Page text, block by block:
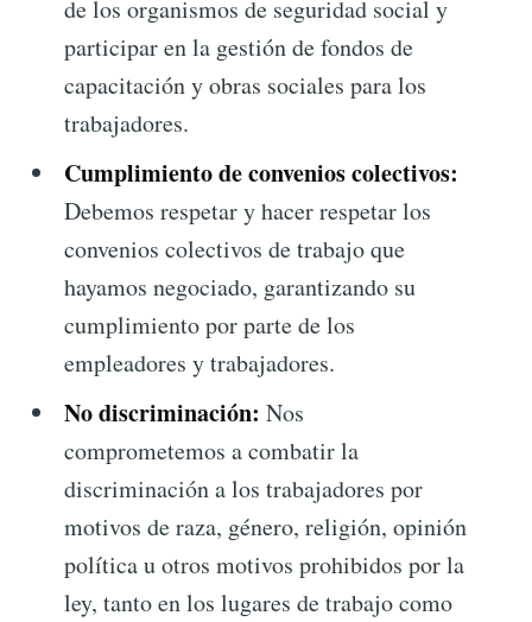
de los organismos de seguridad social y
participar en la gestión de fondos de
capacitación y obras sociales para los
trabajadores.
Cumplimiento de convenios colectivos:
Debemos respetar y hacer respetar los
convenios colectivos de trabajo que
hayamos negociado, garantizando su
cumplimiento por parte de los
empleadores y trabajadores.
No discriminación: Nos
comprometemos a combatir la
discriminación a los trabajadores por
motivos de raza, género, religión, opinión
política u otros motivos prohibidos por la
ley, tanto en los lugares de trabajo como